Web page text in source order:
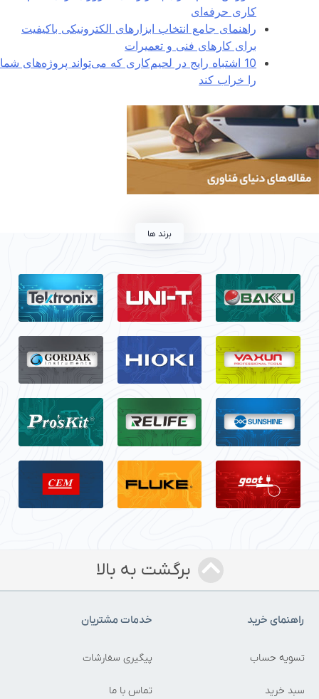
کاری حرفه‌ای
راهنمای جامع انتخاب ابزارهای الکترونیکی باکیفیت
برای کارهای فنی و تعمیرات
10 اشتباه رایج در لحیم‌کاری که می‌تواند پروژه‌های شما
را خراب کند
برند ها
برگشت به بالا
راهنمای خرید
تسویه حساب
سبد خرید
خدمات مشتریان
پیگیری سفارشات
تماس با ما